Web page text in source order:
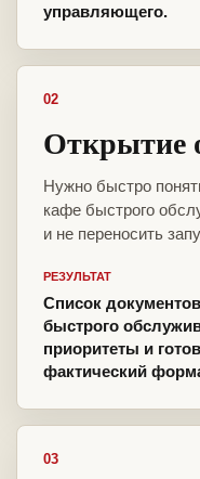
управляющего.
02
Открытие
Нужно быстро
кафе быстрого
и не переносить
РЕЗУЛЬТАТ
Список
быстрого
приоритеты и
фактический
03